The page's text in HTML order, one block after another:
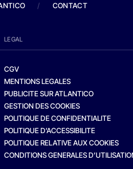
/ CONTACT
LEGAL
CGV
MENTIONS LEGALES
PUBLICITE SUR ATLANTICO
GESTION DES COOKIES
POLITIQUE DE CONFIDENTIALITE
POLITIQUE D’ACCESSIBILITE
POLITIQUE RELATIVE AUX COOKIES
CONDITIONS GENERALES